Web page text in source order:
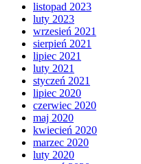
listopad 2023
luty 2023
wrzesień 2021
sierpień 2021
lipiec 2021
luty 2021
styczeń 2021
lipiec 2020
czerwiec 2020
maj 2020
kwiecień 2020
marzec 2020
luty 2020